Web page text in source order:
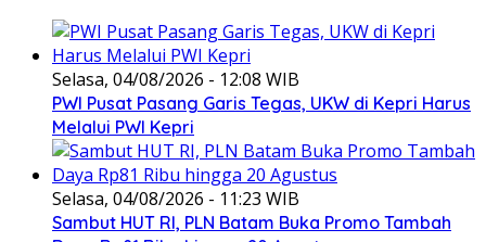
Selasa, 04/08/2026 - 12:08 WIB
PWI Pusat Pasang Garis Tegas, UKW di Kepri Harus
Melalui PWI Kepri
Selasa, 04/08/2026 - 11:23 WIB
Sambut HUT RI, PLN Batam Buka Promo Tambah